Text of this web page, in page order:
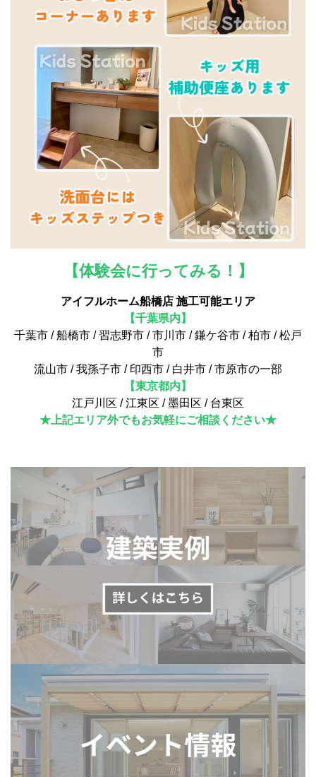
【体験会に行ってみる！】
アイフルホーム船橋店 施工可能エリア
【千葉県内】
千葉市 / 船橋市 / 習志野市 / 市川市 / 鎌ケ谷市 / 柏市 / 松戸
市
流山市 / 我孫子市 / 印西市 / 白井市 / 市原市の一部
【東京都内】
江戸川区 / 江東区 / 墨田区 / 台東区
★上記エリア外でもお気軽にご相談ください★